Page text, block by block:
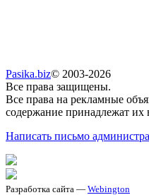
Pasika.biz© 2003-2026
Все права защищены.
Все права на рекламные
содержание принадлежат их
Написать письмо
Разработка сайта — Webington